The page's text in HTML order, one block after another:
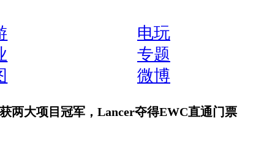
电玩
专题
微博
两大项目冠军，Lancer夺得EWC直通门票